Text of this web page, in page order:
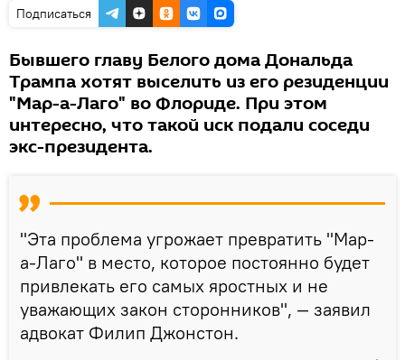
Подписаться
Бывшего главу Белого дома Дональда
Трампа хотят выселить из его резиденции
"Мар-а-Лаго" во Флориде. При этом
интересно, что такой иск подали соседи
экс-президента.
"Эта проблема угрожает превратить "Мар-
а-Лаго" в место, которое постоянно будет
привлекать его самых яростных и не
уважающих закон сторонников", — заявил
адвокат Филип Джонстон.